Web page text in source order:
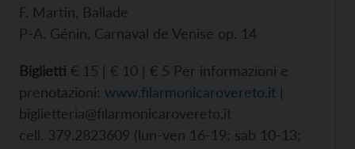
F. Martin, Ballade
P-A. Génin, Carnaval de Venise op. 14
Biglietti € 15 | € 10 | € 5 Per informazioni e
prenotazioni: www.filarmonicarovereto.it |
biglietteria@filarmonicarovereto.it
cell. 379.2823609 (lun-ven 16-19; sab 10-13;